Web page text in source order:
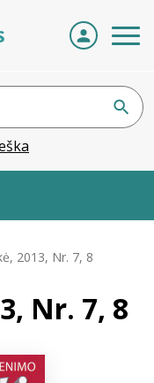
2013, Nr. 7, 8
Nr. 7, 8